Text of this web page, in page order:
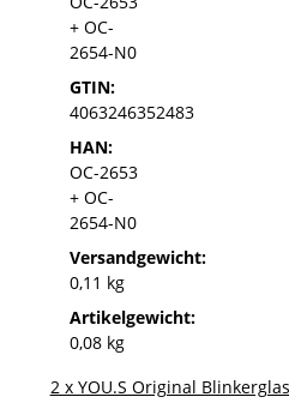
+ OC-
2654-N0
GTIN:
4063246352483
HAN:
OC-2653
+ OC-
2654-N0
Versandgewicht:
0,11 kg
Artikelgewicht:
0,08 kg
2 x YOU.S Original